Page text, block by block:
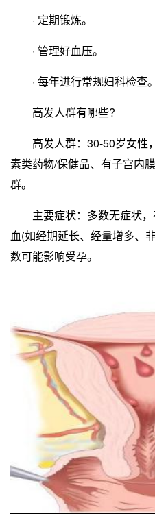
· 定期锻炼。
· 管理好血压。
· 每年进行常规妇科检查。
高发人群有哪些?
高发人群：30-50岁女性
素类药物/保健品、有子宫内
群。
主要症状：多数无症状，
血(如经期延长、经量增多、
数可能影响受孕。